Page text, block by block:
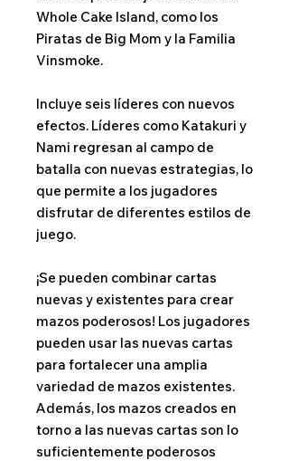
Whole Cake Island, como los
Piratas de Big Mom y la Familia
Vinsmoke.
Incluye seis líderes con nuevos
efectos. Líderes como Katakuri y
Nami regresan al campo de
batalla con nuevas estrategias, lo
que permite a los jugadores
disfrutar de diferentes estilos de
juego.
¡Se pueden combinar cartas
nuevas y existentes para crear
mazos poderosos! Los jugadores
pueden usar las nuevas cartas
para fortalecer una amplia
variedad de mazos existentes.
Además, los mazos creados en
torno a las nuevas cartas son lo
suficientemente poderosos